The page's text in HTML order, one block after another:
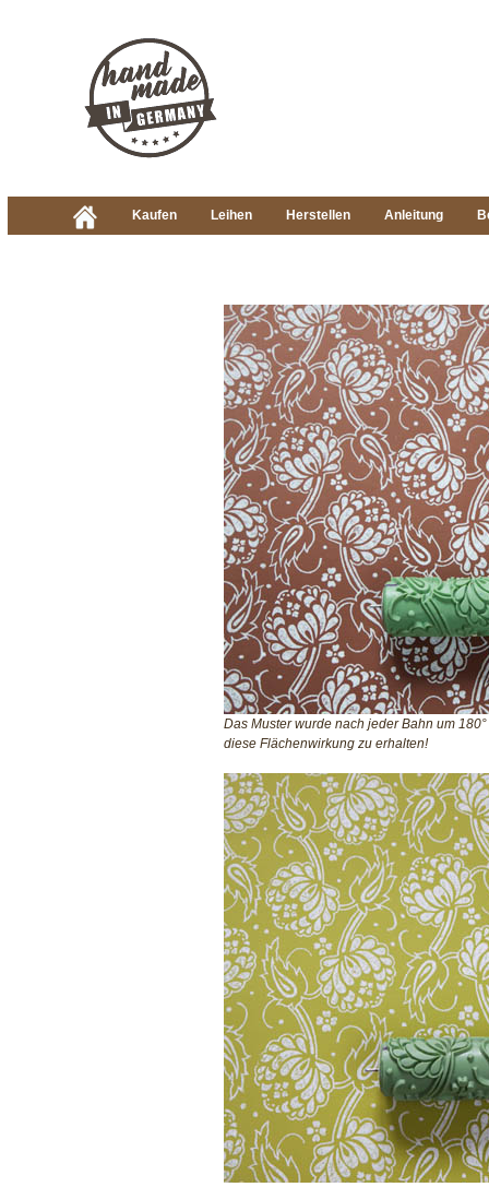
Kaufen Leihen Herstellen Anleitung
Das Muster wurde nach jeder Bahn um
diese Flächenwirkung zu erhalten!